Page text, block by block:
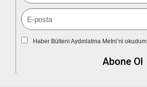
Haber Bülteni Aydınlatma Metni’ni okudum
Abone Ol